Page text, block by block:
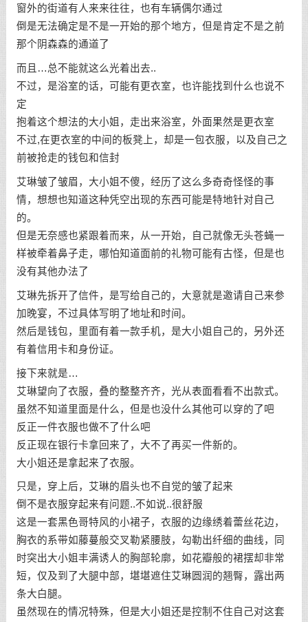
窗外的街道有人来来往往，也有车辆偶尔通过
倒是无法确定是不是一开始的那个地方，但是肯定不是之前
那个阴森森的通道了
而且…总不能就这么光着出去..
不过，是浴室的话，可能有更衣室，也许能找到什么也说不
定
抱着这个想法的大小姐，走出来浴室，外面果然是更衣室
不过,在更衣室的中间的板凳上，却是一包衣服，以及自己之
前被抢走的钱包和信封
艾琳皱了皱眉，大小姐不傻，经历了这么多奇奇怪怪的事
情，想想也知道这种凭空出现的东西可能是特地针对自己
的。
但是无奈感也紧跟着而来，从一开始，自己就像无头苍蝇一
样被牵着鼻子走，哪怕知道面前的礼物可能有古怪，但是也
没有其他办法了
艾琳先拆开了信件，是写给自己的，大意就是邀请自己来参
加晚宴，不过具体写明了地址和时间。
然后是钱包，里面有着一款手机，是大小姐自己的，另外还
有着信用卡和身份证。
接下来就是…
艾琳望向了衣服，叠的整整齐齐，光从表面看看不出款式。
虽然不知道里面是什么，但是也没什么其他可以穿的了吧
反正一件衣服也做不了什么吧
反正现在银行卡拿回来了，大不了再买一件新的。
大小姐还是拿起来了衣服。
只是，穿上后，艾琳的眉头也不自觉的皱了起来
倒不是衣服穿起来有问题..不如说..很舒服
这是一套黑色哥特风的小裙子，衣服的边缘绣着蕾丝花边，
胸衣的系带如藤蔓般交叉勒紧腰肢，勾勒出纤细的曲线，同
时突出大小姐丰满诱人的胸部轮廓，如花瓣般的裙摆却非常
短，仅及到了大腿中部，堪堪遮住艾琳圆润的翘臀，露出两
条大白腿。
虽然现在的情况特殊，但是大小姐还是控制不住自己对这套